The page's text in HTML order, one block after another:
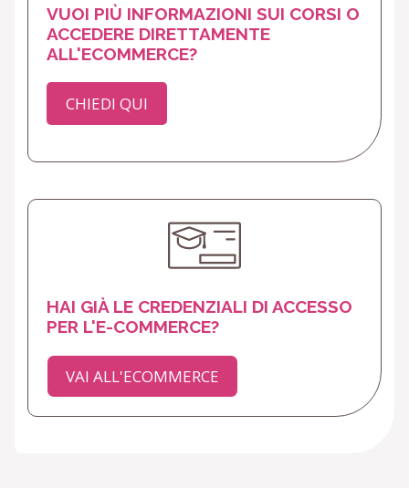
VUOI PIÙ INFORMAZIONI SUI CORSI O
ACCEDERE DIRETTAMENTE
ALL'ECOMMERCE?
CHIEDI QUI
HAI GIÀ LE CREDENZIALI DI ACCESSO
PER L'E-COMMERCE?
VAI ALL'ECOMMERCE